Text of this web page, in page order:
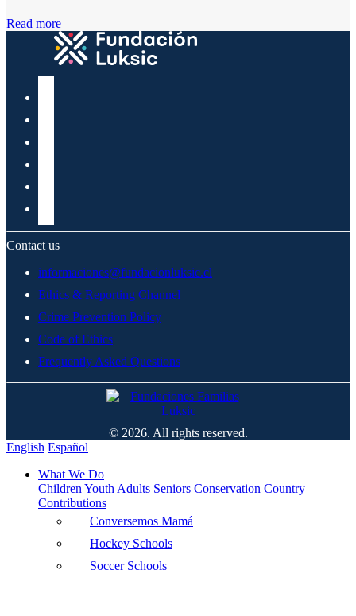
Read more
Contact us
informaciones@fundacionluksic.cl
Ethics & Reporting Channel
Crime Prevention Policy
Code of Ethics
Frequently Asked Questions
© 2026. All rights reserved.
English Español
What We Do
Children Youth Adults Seniors Conservation Country
Contributions
Conversemos Mamá
Hockey Schools
Soccer Schools